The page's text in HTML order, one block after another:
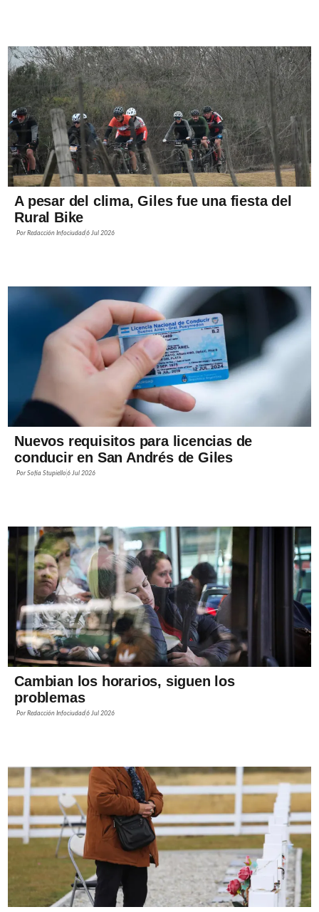
A pesar del clima, Giles fue una fiesta del
Rural Bike
PorRedacción Infociudad6 Jul 2026
Nuevos requisitos para licencias de
conducir en San Andrés de Giles
PorSofía Stupiello6 Jul 2026
Cambian los horarios, siguen los
problemas
PorRedacción Infociudad6 Jul 2026